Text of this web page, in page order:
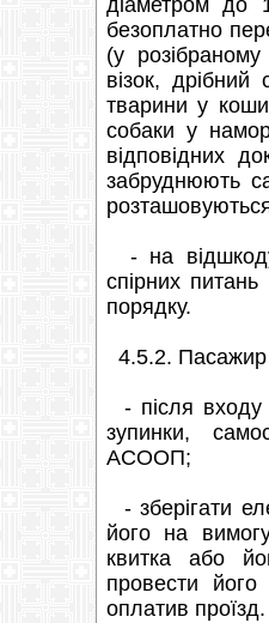
діаметром до
безоплатно
(у
візок, дрібний
тварини у
собаки у
відповідних
забруднюють
- на
спірних
порядку.
4.5.2. Пасажир
- після входу
зупинки,
АСООП;
- зберігати
його на
квитка або
провести
оплатив проїзд.